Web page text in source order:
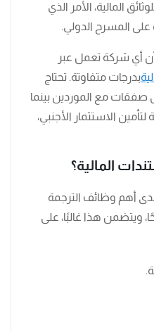
المالية، الأمر الذي
المسرح الدولي.
أي شركة تعمل عبر
بدرجات متفاوتة. تحتاج
صفقات مع الموردين بينما
الاستثمار الأجنبي،
المالية؟
أهم وظائف الترجمة
ويتضمن هذا غالبًا، على